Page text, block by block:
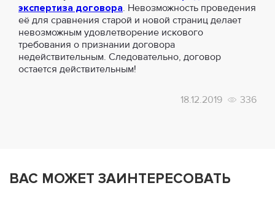
экспертиза договора. Невозможность проведения
её для сравнения старой и новой страниц делает
невозможным удовлетворение искового
требования о признании договора
недействительным. Следовательно, договор
остается действительным!
18.12.2019 336
ВАС МОЖЕТ ЗАИНТЕРЕСОВАТЬ